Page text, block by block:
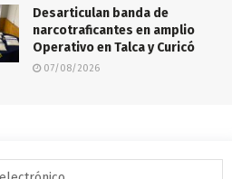
Desarticulan banda de
narcotraficantes en amplio
Operativo en Talca y Curicó
07/08/2026